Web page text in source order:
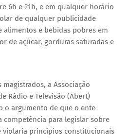
6h e 21h, e em qualquer horário
de qualquer publicidade
alimentos e bebidas pobres em
de açúcar, gorduras saturadas e
a Associação
Rádio e Televisão (Abert)
o argumento de que o ente
competência para legislar sobre
violaria princípios constitucionais